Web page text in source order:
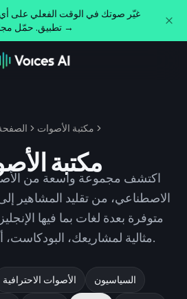
غيّر صوتك في الوقت الفعلي على أي
تطبيق. حمّل مجاناً →
مكتبة الأصوات
مكتبة
اكتشف مجموعة واسعة من
الاصطناعي، من تقليد المشاهير
متوفرة بعدة لغات بما فيها
مثالية لمشاريعك، البودكاست، أو الأعمال الإبداعية.
الأصوات الاحترافية السياسيون